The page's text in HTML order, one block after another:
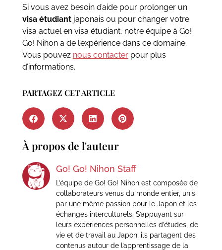
Si vous avez besoin d’aide pour prolonger un
visa étudiantjaponais ou pour changer votre
visa actuel en visa étudiant, notre équipe à Go!
Go! Nihon a de l’expérience dans ce domaine.
Vous pouvez nous contacterpour plus
d’informations.
PARTAGEZ CET ARTICLE
À propos de l'auteur
Go! Go! Nihon Staff
L’équipe de Go! Go! Nihon est composée de
collaborateurs venus du monde entier, unis
par une même passion pour le Japon et les
échanges interculturels. S’appuyant sur
leurs expériences personnelles d’études, de
vie et de travail au Japon, ils partagent des
contenus autour de l’apprentissage de la